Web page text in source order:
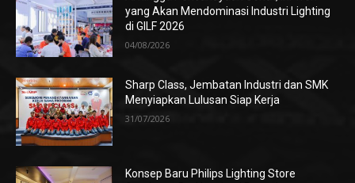
yang Akan Mendominasi Industri Lighting
di GILF 2026
04/08/2026
Sharp Class, Jembatan Industri dan SMK
Menyiapkan Lulusan Siap Kerja
31/07/2026
Konsep Baru Philips Lighting Store